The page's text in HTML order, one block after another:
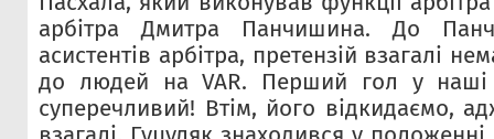
арбітра Дмитра Панчишина. До
асистентів арбітра, претензій взагалі
до людей на VAR. Перший гол у наші
суперечливий! Втім, його відкидаємо,